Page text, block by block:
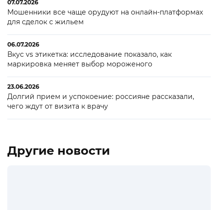
07.07.2026
Мошенники все чаще орудуют на онлайн-платформах
для сделок с жильем
06.07.2026
Вкус vs этикетка: исследование показало, как
маркировка меняет выбор мороженого
23.06.2026
Долгий прием и успокоение: россияне рассказали,
чего ждут от визита к врачу
Другие новости